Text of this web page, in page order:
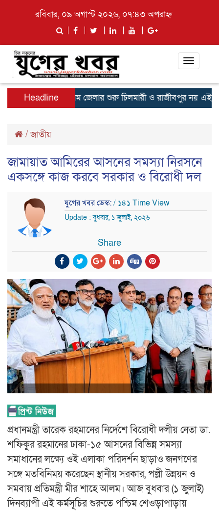
রবিবার, ০৯ অগাস্ট ২০২৬, ০৭:৪৩ অপরাহ্ন
Toggle
Headline
কুড়িগ্রাম জেলার শুরু চিলমারী ও রাজীবপুর নয় এই টোটাল
/জাতীয়
জামায়াত আমিরের আসনের সমস্যা নিরসনে
একসঙ্গে কাজ করবে সরকার ও বিরোধী দল
যুগের খবর ডেস্ক:/ ১৪১ Time View
Update : বুধবার, ১ জুলাই, ২০২৬
Share
প্রধানমন্ত্রী তারেক রহমানের নির্দেশে বিরোধী দলীয় নেতা ডা.
শফিকুর রহমানের ঢাকা-১৫ আসনের বিভিন্ন সমস্যা
সমাধানের লক্ষ্যে ওই এলাকা পরিদর্শন ছাড়াও জনগণের
সঙ্গে মতবিনিময় করেছেন স্থানীয় সরকার, পল্লী উন্নয়ন ও
সমবায় প্রতিমন্ত্রী মীর শাহে আলম। আজ বুধবার (১ জুলাই)
দিনব্যাপী এই কর্মসূচির শুরুতে পশ্চিম শেওড়াপাড়ায়